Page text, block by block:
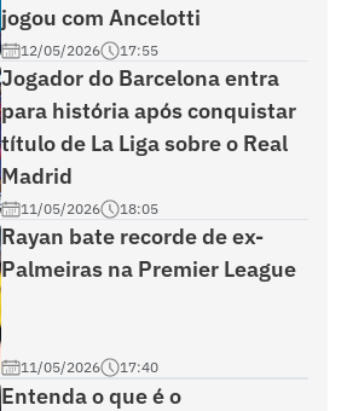
jogou com Ancelotti
12/05/2026 17:55
Jogador do Barcelona entra
para história após conquistar
título de La Liga sobre o Real
Madrid
11/05/2026 18:05
Rayan bate recorde de ex-
Palmeiras na Premier League
11/05/2026 17:40
Entenda o que é o